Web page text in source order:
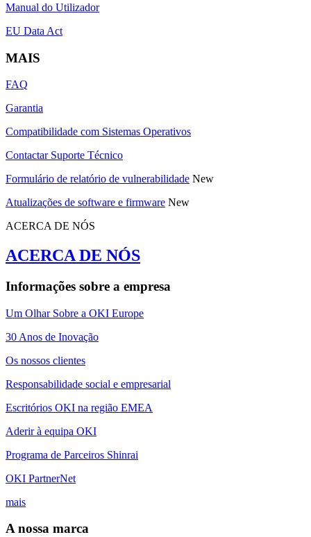
Manual do Utilizador
EU Data Act
MAIS
FAQ
Garantia
Compatibilidade com Sistemas Operativos
Contactar Suporte Técnico
Formulário de relatório de vulnerabilidade New
Atualizações de software e firmware New
ACERCA DE NÓS
ACERCA DE NÓS
Informações sobre a empresa
Um Olhar Sobre a OKI Europe
30 Anos de Inovação
Os nossos clientes
Responsabilidade social e empresarial
Escritórios OKI na região EMEA
Aderir à equipa OKI
Programa de Parceiros Shinrai
OKI PartnerNet
mais
A nossa marca